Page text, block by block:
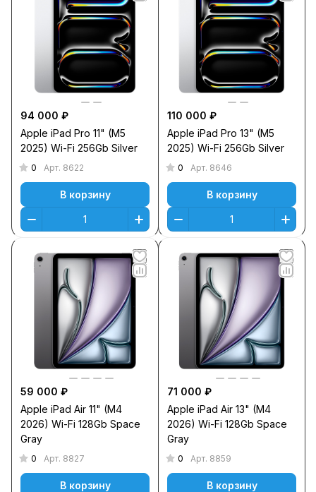
94 000 ₽
Apple iPad Pro 11" (M5
2025) Wi-Fi 256Gb Silver
0 Арт. 8622
В корзину
110 000 ₽
Apple iPad Pro 13" (M5
2025) Wi-Fi 256Gb Silver
0 Арт. 8646
В корзину
59 000 ₽
Apple iPad Air 11" (M4
2026) Wi-Fi 128Gb Space
Gray
0 Арт. 8827
В корзину
71 000 ₽
Apple iPad Air 13" (M4
2026) Wi-Fi 128Gb Space
Gray
0 Арт. 8859
В корзину